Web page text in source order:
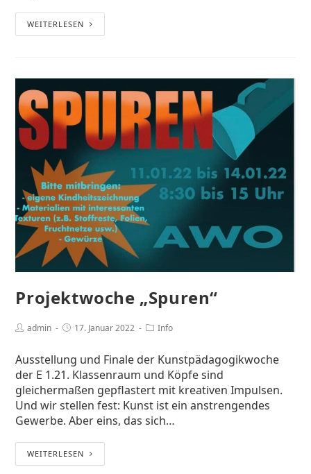
WEITERLESEN
Projektwoche „Spuren“
admin 17. Januar 2022 Info
Ausstellung und Finale der Kunstpädagogikwoche
der E 1.21. Klassenraum und Köpfe sind
gleichermaßen gepflastert mit kreativen Impulsen.
Und wir stellen fest: Kunst ist ein anstrengendes
Gewerbe. Aber eins, das sich…
WEITERLESEN